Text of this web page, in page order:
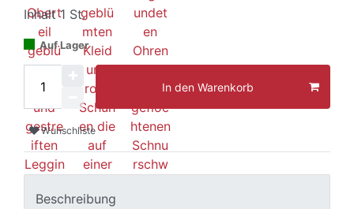
Inhalt1 St.
Auf Lager
In den Warenkorb
Wunschliste
Beschreibung